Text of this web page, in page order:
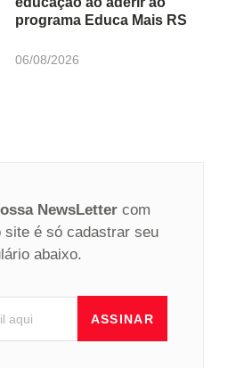
programa Educa Mais RS
06/08/2026
NewsLetter com
site é só cadastrar seu
abaixo.
ASSINAR